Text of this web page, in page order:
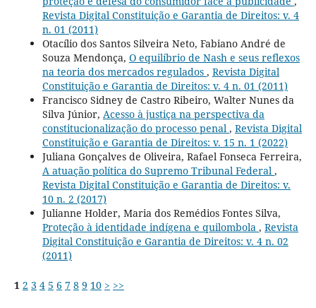
Revista Digital Constituição e Garantia de Direitos: v. 4
n. 01 (2011)
Otacílio dos Santos Silveira Neto, Fabiano André de
Souza Mendonça, O equilíbrio de Nash e seus reflexos
na teoria dos mercados regulados , Revista Digital
Constituição e Garantia de Direitos: v. 4 n. 01 (2011)
Francisco Sidney de Castro Ribeiro, Walter Nunes da
Silva Júnior, Acesso à justiça na perspectiva da
constitucionalização do processo penal , Revista Digital
Constituição e Garantia de Direitos: v. 15 n. 1 (2022)
Juliana Gonçalves de Oliveira, Rafael Fonseca Ferreira,
A atuação política do Supremo Tribunal Federal ,
Revista Digital Constituição e Garantia de Direitos: v.
10 n. 2 (2017)
Julianne Holder, Maria dos Remédios Fontes Silva,
Proteção à identidade indígena e quilombola , Revista
Digital Constituição e Garantia de Direitos: v. 4 n. 02
(2011)
1 2 3 4 5 6 7 8 9 10 > >>